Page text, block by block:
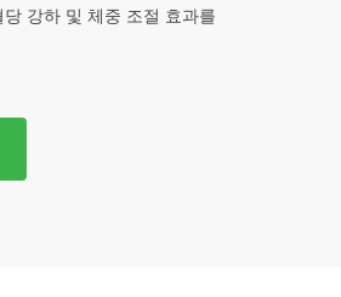
강하 및 체중 조절 효과를